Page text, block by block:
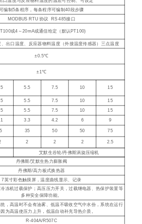
编制5条程序，每条程序可编制40段步骤
MODBUS RTU 协议 RS 485接口
或4～20mA或通信给定（默认PT100)
出口温度、反应器物料温度（外接温度传感器）三点温度
±0.5℃
±1℃
5.5 7.5 10 15
5.5 7.5 10 15
5.5 7.5 10
15
3.3 4.2 6
9
35 50 50 75
2 2 2
2.5
艾默生谷轮/丹佛斯涡旋压缩机
丹佛斯/艾默生热力膨胀阀
丹佛斯/高力板式换热器
7英寸彩色触摸屏，温度曲线显示、记录
冻机过载保护；高压压力开关，过载继电器、热保护装置等
多种安全保障功能。
，高温时不会有油雾、低温不吸收空气中水份，系统在运行
为高温使压力上升，低温自动补充导热介质。
R-404A/R507C